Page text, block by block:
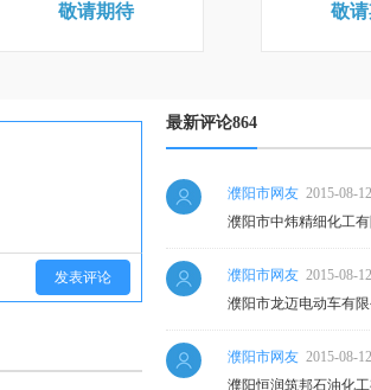
敬请期待 敬
发表评论
最新评论864
濮阳市网友 2015-08-12
濮阳市中炜精细化工有
濮阳市网友 2015-08-12
濮阳市龙迈电动车有限
濮阳市网友 2015-08-12
濮阳恒润筑邦石油化工